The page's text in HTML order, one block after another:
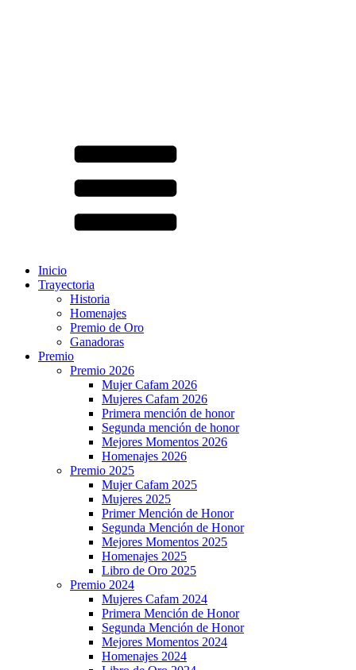
Inicio
Trayectoria
Historia
Homenajes
Premio de Oro
Ganadoras
Premio
Premio 2026
Mujer Cafam 2026
Mujeres Cafam 2026
Primera mención de honor
Segunda mención de honor
Mejores Momentos 2026
Homenajes 2026
Premio 2025
Mujer Cafam 2025
Mujeres 2025
Primer Mención de Honor
Segunda Mención de Honor
Mejores Momentos 2025
Homenajes 2025
Libro de Oro 2025
Premio 2024
Mujeres Cafam 2024
Primera Mención de Honor
Segunda Mención de Honor
Mejores Momentos 2024
Homenajes 2024